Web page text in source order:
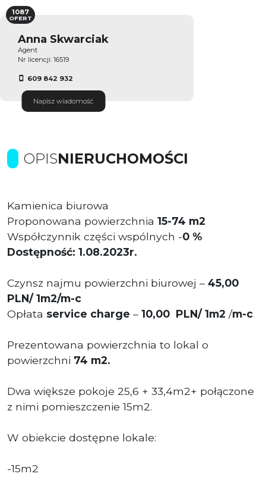
Anna Skwarciak
Agent
Nr licencji: 16519
609 842 932
Napisz wiadomość
1087
OFERT
OPISNIERUCHOMOŚCI
Kamienica biurowa
Proponowana powierzchnia 15-74 m2
Współczynnik części wspólnych -0 %
Dostępność: 1.08.2023r.
Czynsz najmu powierzchni biurowej – 45,00
PLN/ 1m2/m-c
Opłata service charge – 10,00 PLN/ 1m2 /m-c
Prezentowana powierzchnia to lokal o
powierzchni 74 m2.
Dwa większe pokoje 25,6 + 33,4m2+ połączone
z nimi pomieszczenie 15m2.
W obiekcie dostępne lokale:
-15m2